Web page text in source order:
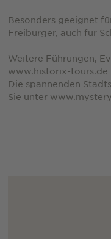
Besonders geeignet
Freiburger, auch für
Weitere Führungen,
www.historix-tours.de
Die spannenden
Sie unter